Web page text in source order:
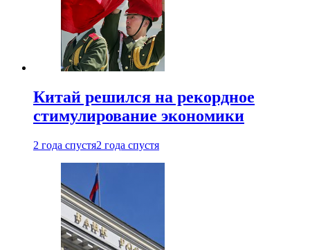
Китай решился на рекордное
стимулирование экономики
2 года спустя2 года спустя